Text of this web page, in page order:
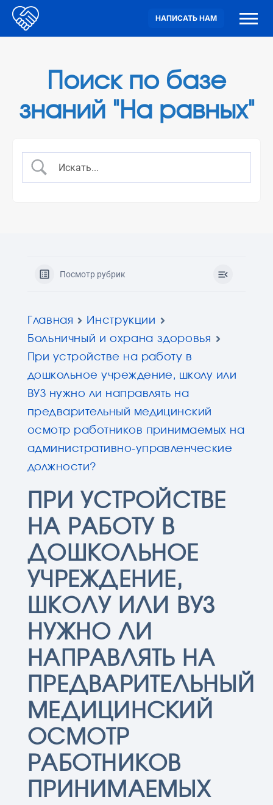
НАПИСАТЬ НАМ
Поиск по базе
знаний "На равных"
Посмотр рубрик
Главная
Инструкции
Больничный и охрана здоровья
При устройстве на работу в
дошкольное учреждение, школу или
ВУЗ нужно ли направлять на
предварительный медицинский
осмотр работников принимаемых на
административно-управленческие
должности?
ПРИ УСТРОЙСТВЕ
НА РАБОТУ В
ДОШКОЛЬНОЕ
УЧРЕЖДЕНИЕ,
ШКОЛУ ИЛИ ВУЗ
НУЖНО ЛИ
НАПРАВЛЯТЬ НА
ПРЕДВАРИТЕЛЬНЫЙ
МЕДИЦИНСКИЙ
ОСМОТР
РАБОТНИКОВ
ПРИНИМАЕМЫХ